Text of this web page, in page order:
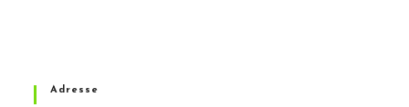
Adresse